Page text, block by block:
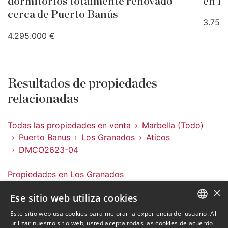
cerca de Puerto Banús
4.295.000 €
Resultados de propiedades
relacionadas
Todas las propiedades en venta
Marbella (Todo)
Puerto Banus
Los Granados
Aticos
DMCO2623-04
Propiedades en Los Granados
Propiedades en Marbella (Todo)
Aticos en Los Granados
ENGLISH
×
Ese sitio web utiliza cookies
Este sitio web usa cookies para mejorar la experiencia del usuario. Al
utilizar nuestro sitio web, usted acepta todas las cookies de acuerdo